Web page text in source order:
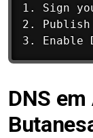
1. Sign
2. Publish
DNS